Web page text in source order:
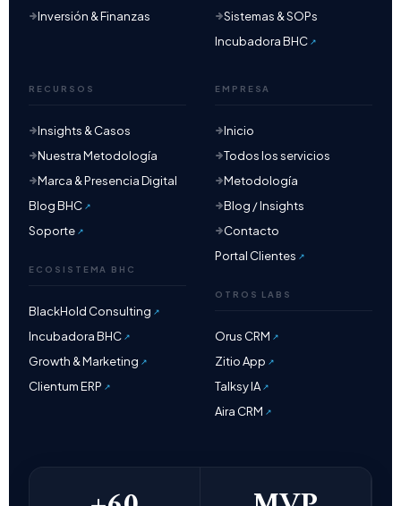
Inversión & Finanzas
Sistemas & SOPs
Incubadora BHC
RECURSOS
Insights & Casos
Nuestra Metodología
Marca & Presencia Digital
Blog BHC
Soporte
ECOSISTEMA BHC
BlackHold Consulting
Incubadora BHC
Growth & Marketing
Clientum ERP
EMPRESA
Inicio
Todos los servicios
Metodología
Blog / Insights
Contacto
Portal Clientes
OTROS LABS
Orus CRM
Zitio App
Talksy IA
Aira CRM